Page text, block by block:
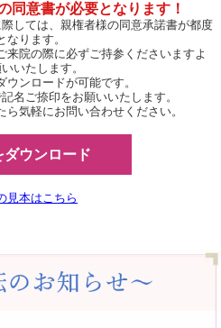
同意書が必要となります！
しては、親権者様の同意承諾書が都度
なります。
来院の際に必ずご持参くださいますよ
いたします。
ウンロードが可能です。
名ご捺印をお願いいたします。
気軽にお問い合わせください。
ダウンロード
見本はこちら